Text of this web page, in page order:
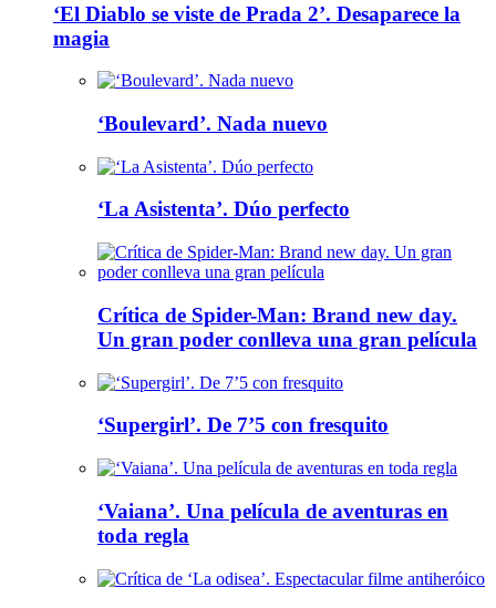
‘El Diablo se viste de Prada 2’. Desaparece la
magia
‘Boulevard’. Nada nuevo
‘La Asistenta’. Dúo perfecto
Crítica de Spider-Man: Brand new day.
Un gran poder conlleva una gran película
‘Supergirl’. De 7’5 con fresquito
‘Vaiana’. Una película de aventuras en
toda regla